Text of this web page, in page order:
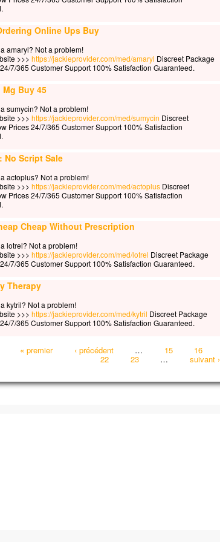
Online Ups Buy
amaryl? Not a problem!
>>> https://jackieprovider.com/med/amaryl Discreet Package
7/365 Customer Support 100% Satisfaction Guaranteed.
Buy 45
sumycin? Not a problem!
>>> https://jackieprovider.com/med/sumycin Discreet
Prices 24/7/365 Customer Support 100% Satisfaction
No Script Sale
actoplus? Not a problem!
>>> https://jackieprovider.com/med/actoplus Discreet
Prices 24/7/365 Customer Support 100% Satisfaction
Cheap Without Prescription
lotrel? Not a problem!
>>> https://jackieprovider.com/med/lotrel Discreet Package
7/365 Customer Support 100% Satisfaction Guaranteed.
Therapy
kytril? Not a problem!
>>> https://jackieprovider.com/med/kytril Discreet Package
7/365 Customer Support 100% Satisfaction Guaranteed.
« premier ‹ précédent … 15 16
22 23 … suivant ›